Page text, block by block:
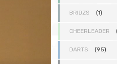
BRIDZS (1)
CHEERLEADER
DARTS (95)